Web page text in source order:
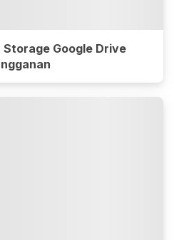
Google Drive